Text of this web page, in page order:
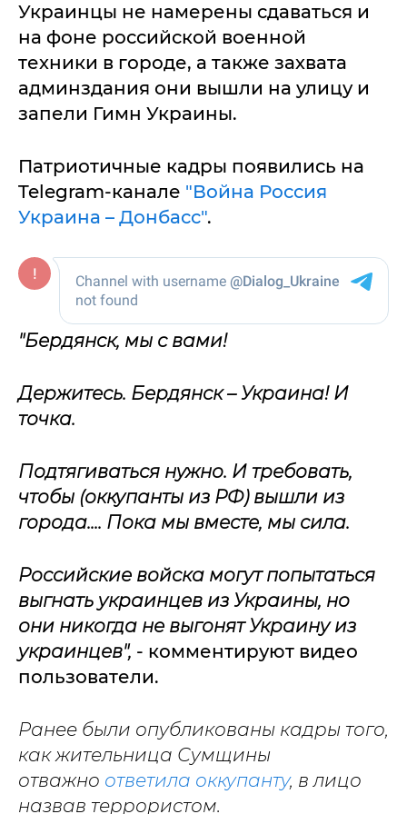
Украинцы не намерены сдаваться и
на фоне российской военной
техники в городе, а также захвата
админздания они вышли на улицу и
запели Гимн Украины.
Патриотичные кадры появились на
Telegram-канале "Война Россия
Украина – Донбасс".
"Бердянск, мы с вами!
Держитесь. Бердянск – Украина! И
точка.
Подтягиваться нужно. И требовать,
чтобы (оккупанты из РФ) вышли из
города.... Пока мы вместе, мы сила.
Российские войска могут попытаться
выгнать украинцев из Украины, но
они никогда не выгонят Украину из
украинцев", - комментируют видео
пользователи.
Ранее были опубликованы кадры того,
как жительница Сумщины
отважно ответила оккупанту, в лицо
назвав террористом.